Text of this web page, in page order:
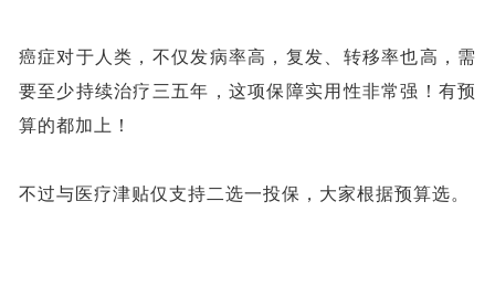
癌症对于人类，不仅发病率高，复发、转移率也高，需
要至少持续治疗三五年，这项保障实用性非常强！有预
算的都加上！
不过与医疗津贴仅支持二选一投保，大家根据预算选。